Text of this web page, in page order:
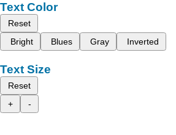
Text Color
Reset
Bright
Blues Gray Inverted
Text Size
Reset
+
-